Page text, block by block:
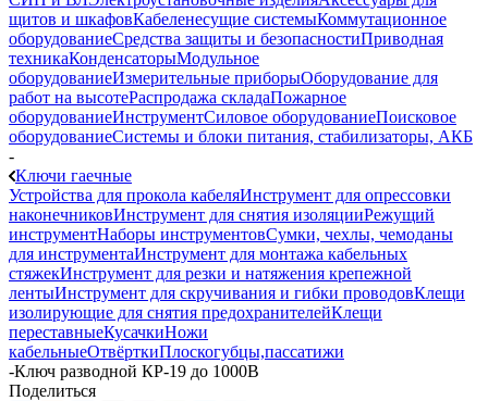
щитов и шкафовКабеленесущие системыКоммутационное
оборудованиеСредства защиты и безопасностиПриводная
техникаКонденсаторыМодульное
оборудованиеИзмерительные приборыОборудование для
работ на высотеРаспродажа складаПожарное
оборудованиеИнструментСиловое оборудованиеПоисковое
оборудованиеСистемы и блоки питания, стабилизаторы, АКБ
-
Ключи гаечные
Устройства для прокола кабеляИнструмент для опрессовки
наконечниковИнструмент для снятия изоляцииРежущий
инструментНаборы инструментовСумки, чехлы, чемоданы
для инструментаИнструмент для монтажа кабельных
стяжекИнструмент для резки и натяжения крепежной
лентыИнструмент для скручивания и гибки проводовКлещи
изолирующие для снятия предохранителейКлещи
переставныеКусачкиНожи
кабельныеОтвёрткиПлоскогубцы,пассатижи
-Ключ разводной КР-19 до 1000В
Поделиться